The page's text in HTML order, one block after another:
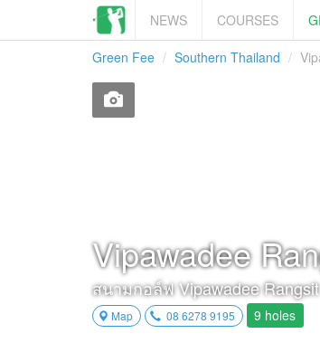
NEWS COURSES
Green Fee Southern Thailand
Vipawadee
สนามกอล์ฟ Vipawadee
Map 08 6278 9195 9 holes